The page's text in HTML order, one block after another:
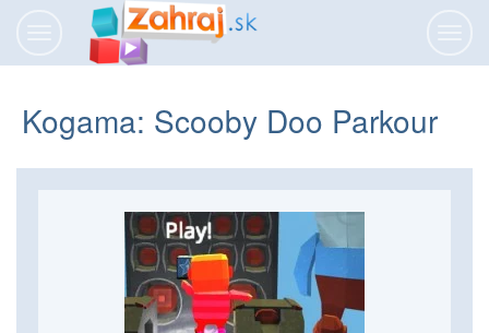
navigáciu
Kogama: Scooby Doo Parkour